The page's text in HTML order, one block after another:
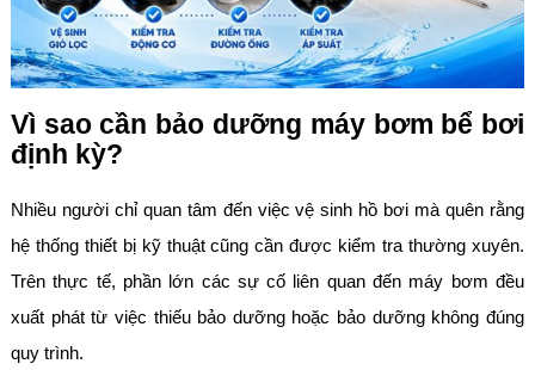
Vì sao cần bảo dưỡng máy bơm bể bơi
định kỳ?
Nhiều người chỉ quan tâm đến việc vệ sinh hồ bơi mà quên rằng
hệ thống thiết bị kỹ thuật cũng cần được kiểm tra thường xuyên.
Trên thực tế, phần lớn các sự cố liên quan đến máy bơm đều
xuất phát từ việc thiếu bảo dưỡng hoặc bảo dưỡng không đúng
quy trình.